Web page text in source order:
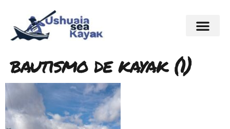
bautismo de kayak (1)